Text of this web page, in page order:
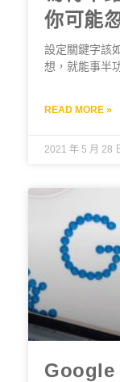
你可能
設定關鍵字該
想，就能事半
READ MORE »
2021 年 5 月 28
Google